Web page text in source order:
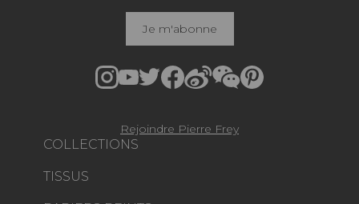
COLLECTIONS
TISSUS
Je m'abonne
Rejoindre Pierre Frey